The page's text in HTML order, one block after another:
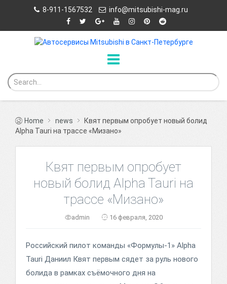
8-911-1567532 info@mitsubishi-mag.ru
Home news
Квят первым опробует новый болид
Alpha Tauri на трассе «Мизано»
Квят первым опробует
новый болид Alpha Tauri на
трассе «Мизано»
admin 16 февраля, 2020
Российский пилот команды «Формулы-1» Alpha
Tauri Даниил Квят первым сядет за руль нового
болида в рамках съёмочного дня на